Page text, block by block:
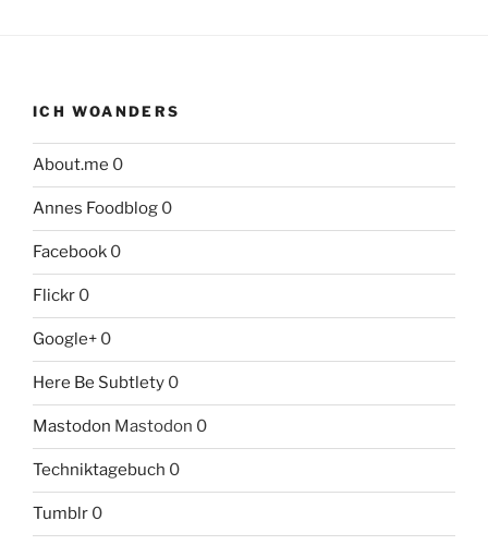
ICH WOANDERS
About.me 0
Annes Foodblog 0
Facebook 0
Flickr 0
Google+ 0
Here Be Subtlety 0
Mastodon Mastodon 0
Techniktagebuch 0
Tumblr 0